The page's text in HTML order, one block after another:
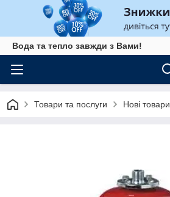
Вода та тепло завжди з Вами!
Товари та послуги Нові товари